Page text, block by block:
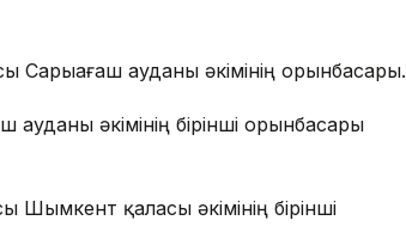
Сарыағаш ауданы әкімінің орынбасары.
әкімінің бірінші орынбасары
қаласы әкімінің бірінші